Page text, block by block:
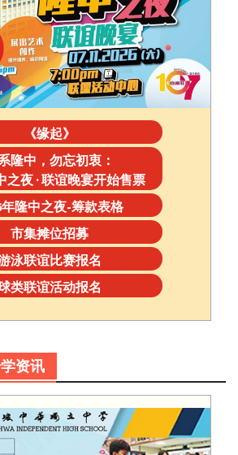
《缘起》
隆中，勿忘初衷：
之夜 · 联谊晚宴开始售票
年隆中之夜-筹款表格
市集摊位招募
泳联谊比赛报名
类联谊活动报名
资讯